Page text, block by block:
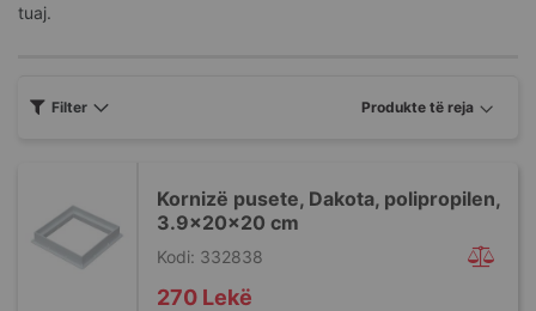
tuaj.
Kornizë pusete, Dakota, polipropilen,
3.9x20x20 cm
Kodi: 332838
270 Lekë
Filter